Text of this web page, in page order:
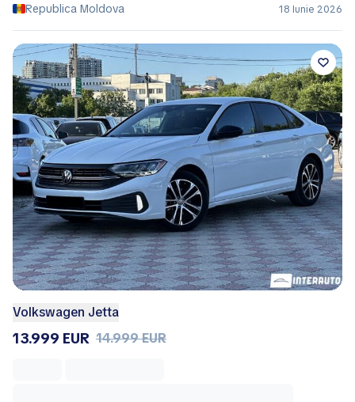
Republica Moldova
18 Iunie 2026
Volkswagen Jetta
13.999 EUR 14.999 EUR